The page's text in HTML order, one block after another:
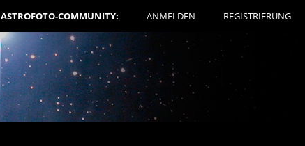
ASTROFOTO-COMMUNITY: ANMELDEN REGISTRIERUNG